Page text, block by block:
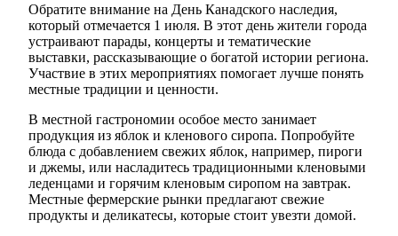
Обратите внимание на День Канадского наследия,
который отмечается 1 июля. В этот день жители города
устраивают парады, концерты и тематические
выставки, рассказывающие о богатой истории региона.
Участвие в этих мероприятиях помогает лучше понять
местные традиции и ценности.
В местной гастрономии особое место занимает
продукция из яблок и кленового сиропа. Попробуйте
блюда с добавлением свежих яблок, например, пироги
и джемы, или насладитесь традиционными кленовыми
леденцами и горячим кленовым сиропом на завтрак.
Местные фермерские рынки предлагают свежие
продукты и деликатесы, которые стоит увезти домой.